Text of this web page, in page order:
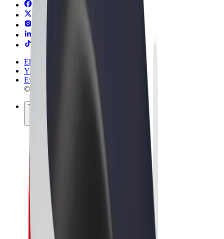
Ehdot
Yksityisyys
Evästeet
© 2026 Bolt Technology OÜ
Tuotteet
Kyydit
Sähköpotkulaudat
Bolt-kauppa
Bolt Food
Bolt Drive
Bolt for Business
Sähköpyörät